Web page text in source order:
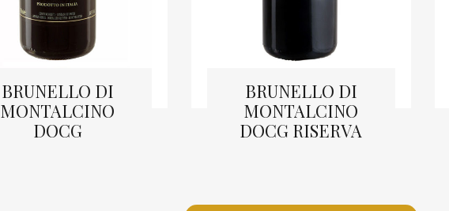
BRUNELLO DI
MONTALCINO
DOCG
BRUNELLO DI
MONTALCINO
DOCG RISERVA